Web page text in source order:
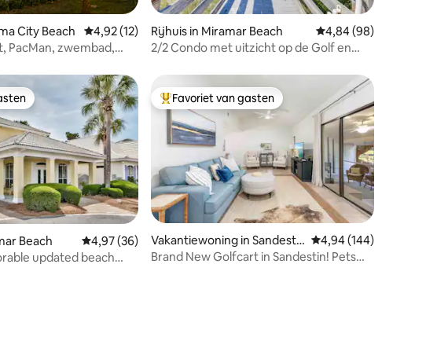
op 5, 109 recensies
City Beach Gemiddelde beoordeling van 4,92 op 5, 12 recensies
4,92 (12)
PacMan, zwembad,
Rijhuis in Miramar Beach Gemiddelde
4,84 (98)
2/2 Condo met uitzicht op de Golf en
strand.
5 op 5, 3 recensies
Beach Gemiddelde beoordeling van 4,97 op 5, 36 recensies
4,97 (36)
updated beach
Topfavoriet van gasten
Favoriet van gasten
Vakantiewoning in Sandesti
n
Gemiddelde
4,94 (144)
Brand New Golfcart in Sandestin! Pets